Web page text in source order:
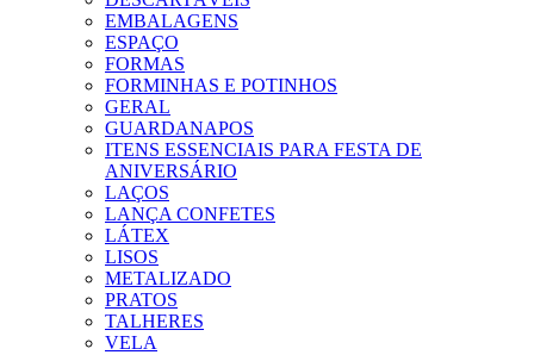
EMBALAGENS
ESPAÇO
FORMAS
FORMINHAS E POTINHOS
GERAL
GUARDANAPOS
ITENS ESSENCIAIS PARA FESTA DE
ANIVERSÁRIO
LAÇOS
LANÇA CONFETES
LÁTEX
LISOS
METALIZADO
PRATOS
TALHERES
VELA